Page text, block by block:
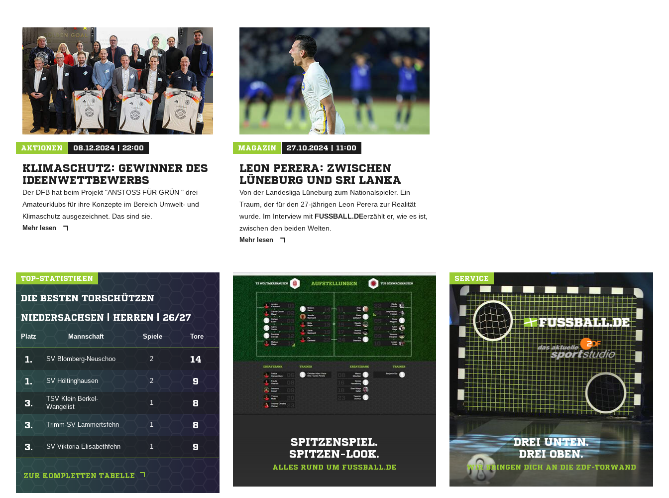
AKTIONEN 08.12.2024 | 22:00
KLIMASCHUTZ: GEWINNER DES
IDEENWETTBEWERBS
Der DFB hat beim Projekt "ANSTOSS FÜR GRÜN " drei
Amateurklubs für ihre Konzepte im Bereich Umwelt- und
Klimaschutz ausgezeichnet. Das sind sie.
Mehr lesen
MAGAZIN 27.10.2024 | 11:00
LEON PERERA: ZWISCHEN
LÜNEBURG UND SRI LANKA
Von der Landesliga Lüneburg zum Nationalspieler. Ein
Traum, der für den 27-jährigen Leon Perera zur Realität
wurde. Im Interview mit FUSSBALL.DEerzählt er, wie es ist,
zwischen den beiden Welten.
Mehr lesen
TOP-STATISTIKEN
DIE BESTEN TORSCHÜTZEN
NIEDERSACHSEN | HERREN | 26/27
Platz Mannschaft Spiele Tore
1. SV Blomberg-Neuschoo 2 14
1. SV Höltinghausen 2 9
3.
TSV Klein Berkel-
Wangelist
1 8
3. Trimm-SV Lammertsfehn 1 8
3. SV Viktoria Elisabethfehn 1 9
ZUR KOMPLETTEN TABELLE
SPITZENSPIEL.
SPITZEN-LOOK.
ALLES RUND UM FUSSBALL.DE
SERVICE
DREI UNTEN.
DREI OBEN.
WIR BRINGEN DICH AN DIE ZDF-TORWAND